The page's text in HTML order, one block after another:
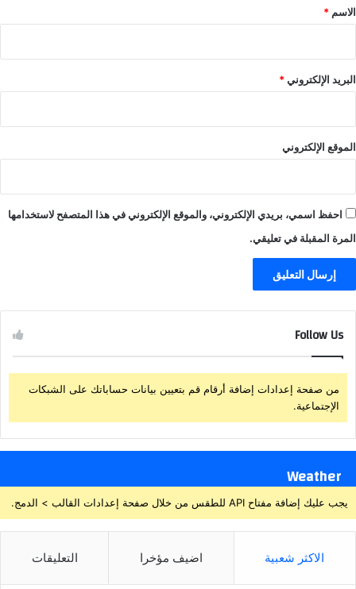
*
الاسم *
البريد الإلكتروني*
الموقع الإلكتروني
احفظ اسمي، بريدي الإلكتروني، والموقع الإلكتروني في هذا المتصفح لاستخدامها
المرة المقبلة في تعليقي.
Follow Us
من صفحة إعدادات إضافة أرقام قم بتعيين بيانات حساباتك على الشبكات
الإجتماعية.
Weather
يجب عليك إضافة مفتاح API للطقس من خلال صفحة إعدادات القالب > الدمج.
الاكثر شعبية اضيف مؤخرا التعليقات